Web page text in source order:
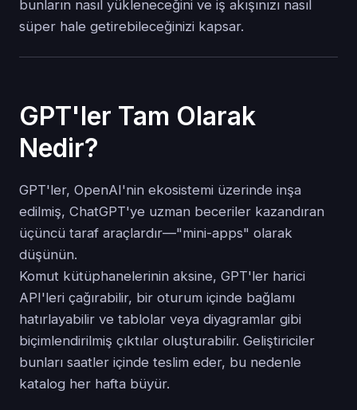
bunların nasıl yükleneceğini ve iş akışınızı nasıl
süper hale getirebileceğinizi kapsar.
GPT'ler Tam Olarak
Nedir?
GPT'ler, OpenAI'nin ekosistemi üzerinde inşa
edilmiş, ChatGPT'ye uzman beceriler kazandıran
üçüncü taraf araçlardır—"mini-apps" olarak
düşünün.
Komut kütüphanelerinin aksine, GPT'ler harici
API'leri çağırabilir, bir oturum içinde bağlamı
hatırlayabilir ve tablolar veya diyagramlar gibi
biçimlendirilmiş çıktılar oluşturabilir. Geliştiriciler
bunları saatler içinde teslim eder, bu nedenle
katalog her hafta büyür.